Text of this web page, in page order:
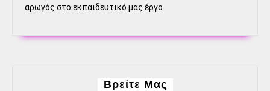
αρωγός στο εκπαιδευτικό μας έργο.
Βρείτε Μας